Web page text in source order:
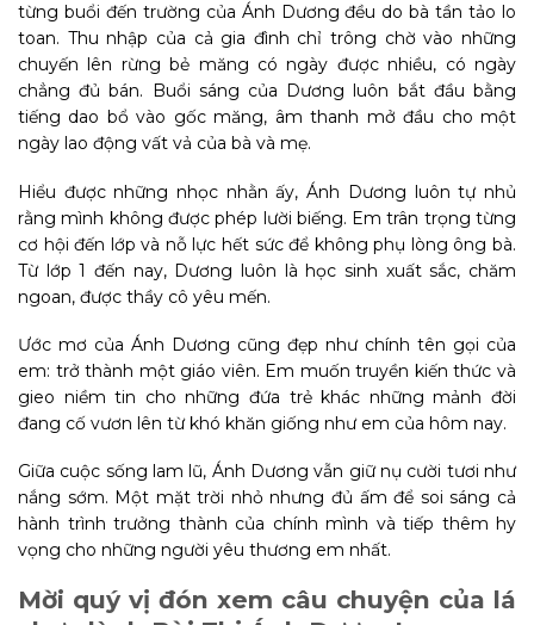
từng buổi đến trường của Ánh Dương đều do bà tần tảo lo
toan. Thu nhập của cả gia đình chỉ trông chờ vào những
chuyến lên rừng bẻ măng có ngày được nhiều, có ngày
chẳng đủ bán. Buổi sáng của Dương luôn bắt đầu bằng
tiếng dao bổ vào gốc măng, âm thanh mở đầu cho một
ngày lao động vất vả của bà và mẹ.
Hiểu được những nhọc nhằn ấy, Ánh Dương luôn tự nhủ
rằng mình không được phép lười biếng. Em trân trọng từng
cơ hội đến lớp và nỗ lực hết sức để không phụ lòng ông bà.
Từ lớp 1 đến nay, Dương luôn là học sinh xuất sắc, chăm
ngoan, được thầy cô yêu mến.
Ước mơ của Ánh Dương cũng đẹp như chính tên gọi của
em: trở thành một giáo viên. Em muốn truyền kiến thức và
gieo niềm tin cho những đứa trẻ khác những mảnh đời
đang cố vươn lên từ khó khăn giống như em của hôm nay.
Giữa cuộc sống lam lũ, Ánh Dương vẫn giữ nụ cười tươi như
nắng sớm. Một mặt trời nhỏ nhưng đủ ấm để soi sáng cả
hành trình trưởng thành của chính mình và tiếp thêm hy
vọng cho những người yêu thương em nhất.
Mời quý vị đón xem câu chuyện của lá